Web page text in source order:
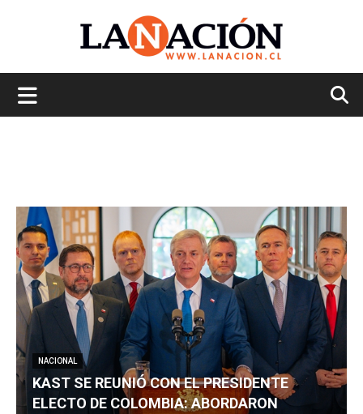
NACIONAL
KAST SE REUNIÓ CON EL PRESIDENTE
ELECTO DE COLOMBIA: ABORDARON